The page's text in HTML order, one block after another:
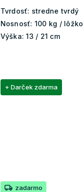
Tvrdosť: stredne tvrdý
Nosnosť: 100 kg / lôžko
Výška: 13 / 21 cm
+ Darček zdarma
zadarmo